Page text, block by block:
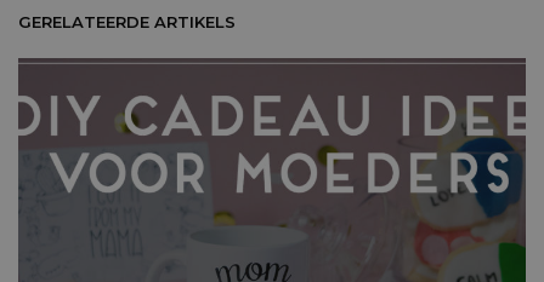
GERELATEERDE ARTIKELS